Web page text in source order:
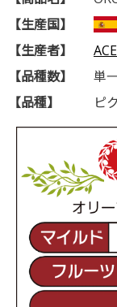
【生産国】
【生産者】
【品種数】
単
【品種】
ピ